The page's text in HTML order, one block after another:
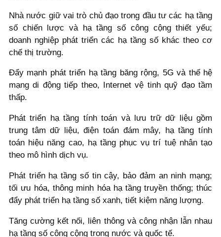
Nhà nước giữ vai trò chủ đạo trong đầu tư các hạ tầng
số chiến lược và hạ tầng số công cộng thiết yếu;
doanh nghiệp phát triển các hạ tầng số khác theo cơ
chế thị trường.
Đẩy mạnh phát triển hạ tầng băng rộng, 5G và thế hệ
mạng di động tiếp theo, Internet vệ tinh quỹ đạo tầm
thấp.
Phát triển hạ tầng tính toán và lưu trữ dữ liệu gồm
trung tâm dữ liệu, điện toán đám mây, hạ tầng tính
toán hiệu năng cao, hạ tầng phục vụ trí tuệ nhân tạo
theo mô hình dịch vụ.
Phát triển hạ tầng số tin cậy, bảo đảm an ninh mạng;
tối ưu hóa, thông minh hóa hạ tầng truyền thống; thúc
đẩy phát triển hạ tầng số xanh, tiết kiệm năng lượng.
Tăng cường kết nối, liên thông và công nhận lẫn nhau
hạ tầng số công cộng trong nước và quốc tế.